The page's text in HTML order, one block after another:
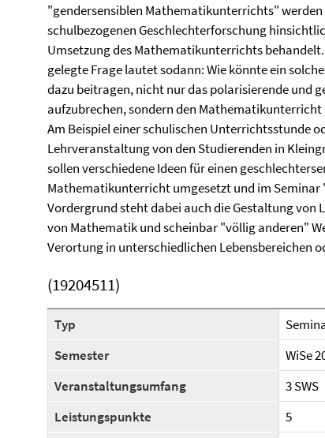
"gendersensiblen Mathematikunterrichts" werden
schulbezogenen Geschlechterforschung
Umsetzung des Mathematikunterrichts
gelegte Frage lautet sodann: Wie könnte ein
dazu beitragen, nicht nur das polarisierende und
aufzubrechen, sondern den
Am Beispiel einer schulischen Unterrichtsstunde
Lehrveranstaltung von den Studierenden in
sollen verschiedene Ideen für einen
Mathematikunterricht umgesetzt und im
Vordergrund steht dabei auch die Gestaltung von
von Mathematik und scheinbar "völlig anderen"
Verortung in unterschiedlichen Lebensbereichen
(19204511)
Typ
Semester
WiSe
Veranstaltungsumfang
3 SWS
Leistungspunkte
5